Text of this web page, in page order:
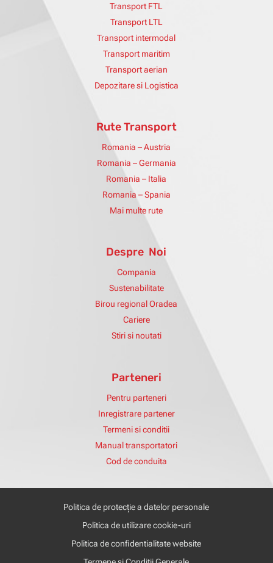
Transport FTL
Transport LTL
Transport intermodal
Transport maritim
Transport aerian
Depozitare si Logistica
Rute Transport
Romania – Austria
Romania – Germania
Romania – Italia
Romania – Spania
Mai multe rute
Despre Noi
Compania
Sustenabilitate
Birou regional Oradea
Cariere
Stiri si noutati
Parteneri
Pentru parteneri
Inregistrare partener
Termeni si conditii
Manual transportatori
Cod de conduita
Politica de protecție a datelor personale
Politica de utilizare cookie-uri
Politica de confidentialitate website